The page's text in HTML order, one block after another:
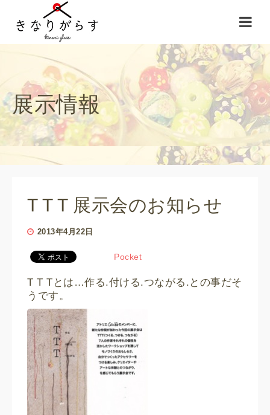
展示情報
T T T 展示会のお知らせ
2013年4月22日
Pocket
T T Tとは…作る.付ける.つながる.との事だそ
うです。